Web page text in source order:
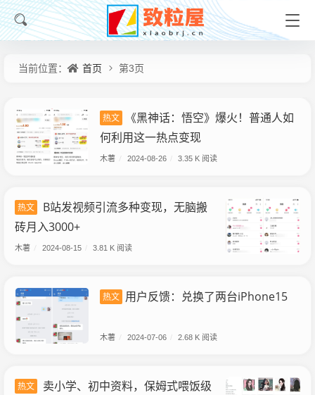
当前位置： 首页 第3页
热文
《黑神话：悟空》爆火！普通人如
何利用这一热点变现
木薯 2024-08-26 3.35 K 阅读
热文
B站发视频引流多种变现，无脑搬
砖月入3000+
木薯 2024-08-15 3.81 K 阅读
热文 用户反馈：兑换了两台iPhone15
木薯 2024-07-06 2.68 K 阅读
热文
卖小学、初中资料，保姆式喂饭级